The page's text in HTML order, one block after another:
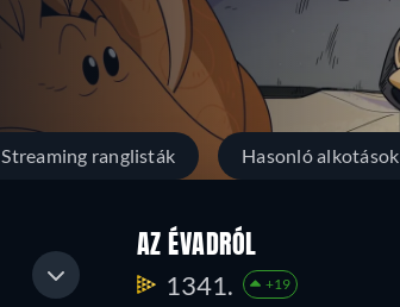
Streaming ranglisták Hasonló alkotások
AZ ÉVADRÓL
1341. +19